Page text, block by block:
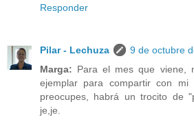
Responder
Pilar - Lechuza
9 de octubre
Marga: Para el mes que viene,
ejemplar para compartir con
preocupes, habrá un trocito de
je,je.